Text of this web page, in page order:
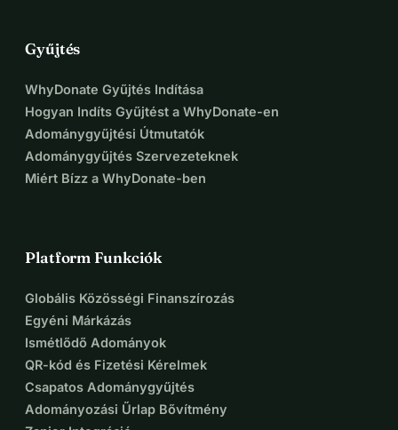
Gyűjtés
WhyDonate Gyűjtés Indítása
Hogyan Indíts Gyűjtést a WhyDonate-en
Adománygyűjtési Útmutatók
Adománygyűjtés Szervezeteknek
Miért Bízz a WhyDonate-ben
Platform Funkciók
Globális Közösségi Finanszírozás
Egyéni Márkázás
Ismétlődő Adományok
QR-kód és Fizetési Kérelmek
Csapatos Adománygyűjtés
Adományozási Űrlap Bővítmény